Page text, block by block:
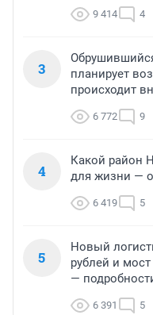
9 414 4
3
планирует
происходит
6 772 9
4
Какой район
для жизни —
6 419 5
5
Новый
рублей и мост
—
6 391 5